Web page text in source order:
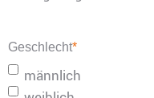
Geschlecht*
männlich